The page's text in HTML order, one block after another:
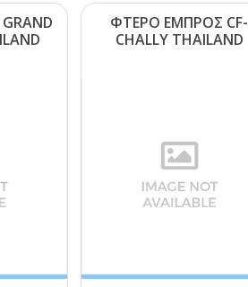
ΦΤΕΡΟ ΕΜΠΡΟΣ CF-
CΗΑLLΥ ΤΗΑΙLΑΝD